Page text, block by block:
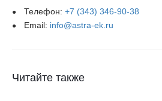
Телефон: +7 (343) 346-90-38
Email: info@astra-ek.ru
Читайте также